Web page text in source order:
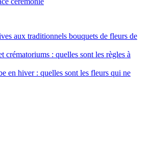
aux traditionnels bouquets de fleurs de
crématoriums : quelles sont les règles à
en hiver : quelles sont les fleurs qui ne